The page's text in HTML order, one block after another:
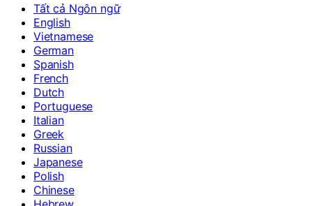
Tất cả Ngôn ngữ
English
Vietnamese
German
Spanish
French
Dutch
Portuguese
Italian
Greek
Russian
Japanese
Polish
Chinese